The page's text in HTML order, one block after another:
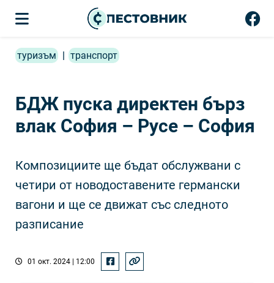
туризъм | транспорт
БДЖ пуска директен бърз
влак София – Русе – София
Композициите ще бъдат обслужвани с
четири от новодоставените германски
вагони и ще се движат със следното
разписание
01 окт. 2024 | 12:00